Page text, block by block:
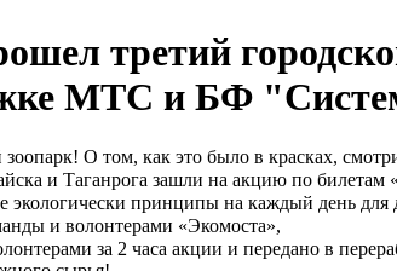
третий
МТС и БФ
О том, как это было в красках,
и Таганрога зашли на акцию по
принципы на каждый день для
и волонтерами «Экомоста»,
за 2 часа акции и передано в